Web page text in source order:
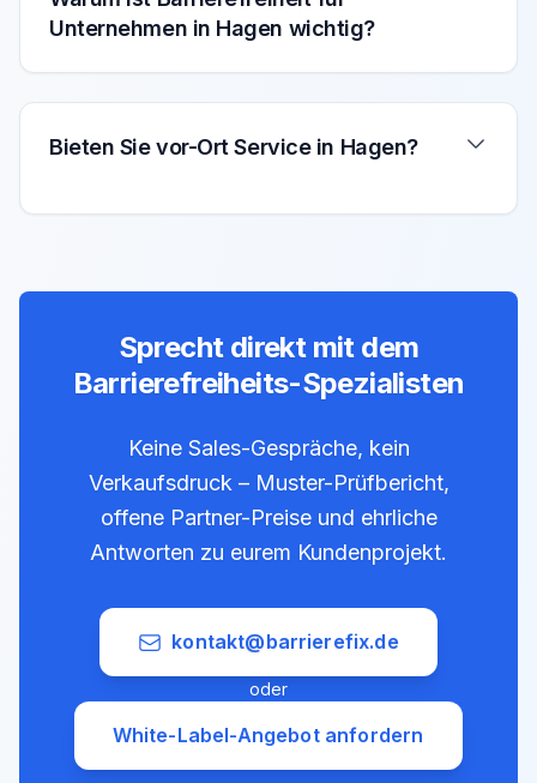
Unternehmen in Hagen wichtig?
Bieten Sie vor-Ort Service in Hagen?
Sprecht direkt mit dem
Barrierefreiheits-Spezialisten
Keine Sales-Gespräche, kein
Verkaufsdruck – Muster-Prüfbericht,
offene Partner-Preise und ehrliche
Antworten zu eurem Kundenprojekt.
kontakt@barrierefix.de
oder
White-Label-Angebot anfordern